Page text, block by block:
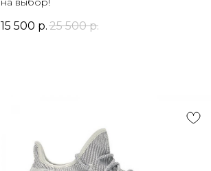
15 500 р. 25 500 р.